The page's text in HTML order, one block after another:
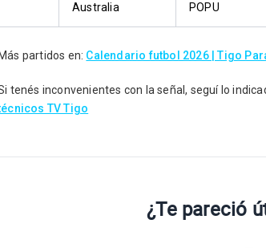
Australia
POPU
Más partidos en: Calendario futbol 2026 | Tigo
tenés inconvenientes con la señal, seguí lo
TV Tigo
¿Te pareció